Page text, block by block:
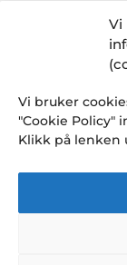
Vi
Vi bruker
"Cookie Policy"
Klikk på lenken
Få
endringer
knakende